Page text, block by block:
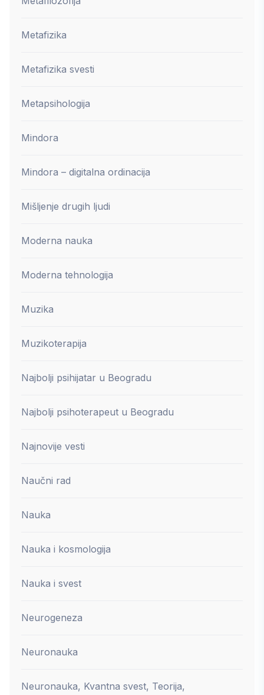
Metafizika
Metafizika svesti
Metapsihologija
Mindora
Mindora – digitalna ordinacija
Mišljenje drugih ljudi
Moderna nauka
Moderna tehnologija
Muzika
Muzikoterapija
Najbolji psihijatar u Beogradu
Najbolji psihoterapeut u Beogradu
Najnovije vesti
Naučni rad
Nauka
Nauka i kosmologija
Nauka i svest
Neurogeneza
Neuronauka
Neuronauka, Kvantna svest, Teorija,